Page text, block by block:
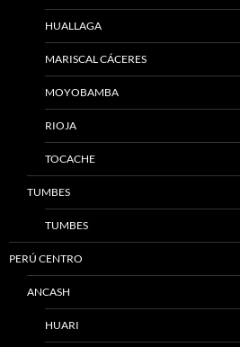
HUALLAGA
MARISCAL CÁCERES
MOYOBAMBA
RIOJA
TOCACHE
TUMBES
TUMBES
PERÚ CENTRO
ANCASH
HUARI